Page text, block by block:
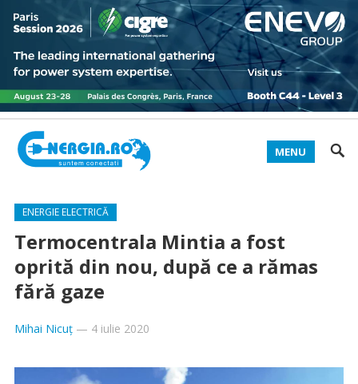
MENU
ENERGIE ELECTRICĂ
Termocentrala Mintia a fost
oprită din nou, după ce a rămas
fără gaze
Mihai Nicuț— 4 iulie 2020